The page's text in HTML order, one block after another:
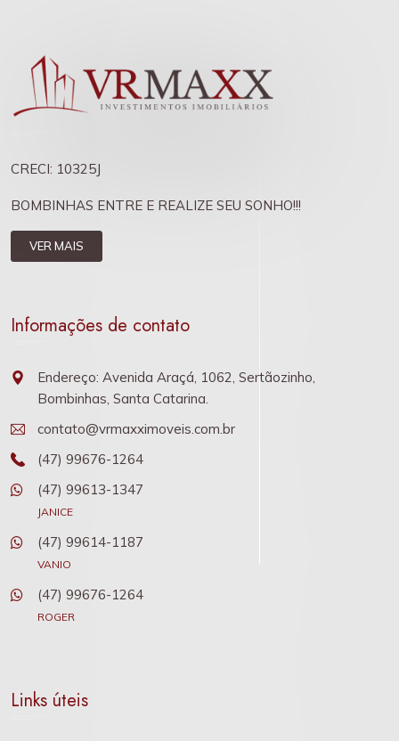
CRECI: 10325J
BOMBINHAS ENTRE E REALIZE SEU SONHO!!!
VER MAIS
Informações de contato
Endereço: Avenida Araçá, 1062, Sertãozinho,
Bombinhas, Santa Catarina.
contato@vrmaxximoveis.com.br
(47) 99676-1264
(47) 99613-1347
JANICE
(47) 99614-1187
VANIO
(47) 99676-1264
ROGER
Links úteis